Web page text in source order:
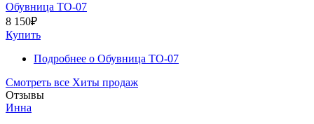
Обувница ТО-07
8 150₽
Купить
Подробнее о Обувница ТО-07
Смотреть все Хиты продаж
Отзывы
Инна